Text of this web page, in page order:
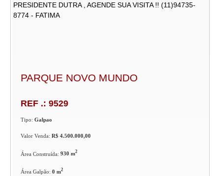
PRESIDENTE DUTRA , AGENDE SUA VISITA !! (11)94735-
8774 - FATIMA
PARQUE NOVO MUNDO
REF .: 9529
Tipo:Galpao
Valor Venda:R$ 4.500.000,00
Área Construída:930 m2
Área Galpão:0 m2